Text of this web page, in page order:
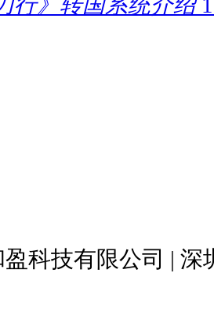
行》转国系统介绍
科技有限公司 |